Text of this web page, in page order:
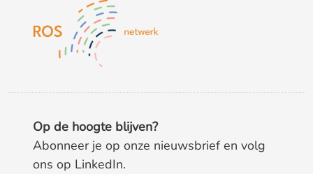
Op de hoogte blijven?
Abonneer je op onze nieuwsbrief en volg
ons op LinkedIn.